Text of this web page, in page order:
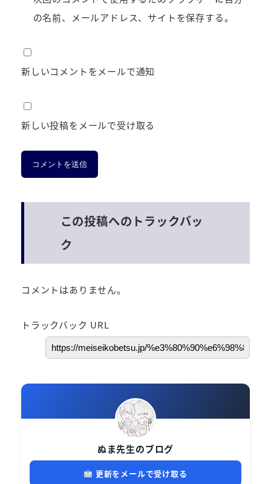
の名前、メールアドレス、サイトを保存する。
新しいコメントをメールで通知
新しい投稿をメールで受け取る
この投稿へのトラックバッ
ク
コメントはありません。
トラックバック URL
ぬま先生のブログ
更新をメールで受け取る